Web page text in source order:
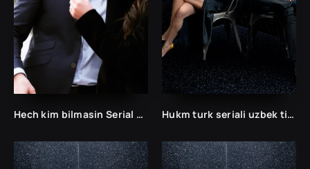
Hech kim bilmasin Serial Uzbek tilida Хеч ким билмасин Сериал Узбек Hukm turk seriali uzbek tilida /Хукм турк сериали ўзбек тилида/ 203. 204. 205. 206. 207. 208. 209. 210. 211. 212. 213. 214. 215 barcha qismlari.